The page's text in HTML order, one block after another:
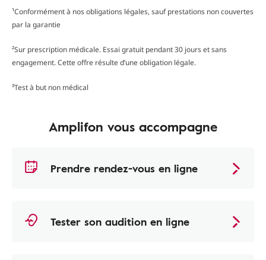
¹Conformément à nos obligations légales, sauf prestations non couvertes
par la garantie
²Sur prescription médicale. Essai gratuit pendant 30 jours et sans
engagement. Cette offre résulte d’une obligation légale.
³Test à but non médical
Amplifon vous accompagne
Prendre rendez-vous en ligne
Tester son audition en ligne